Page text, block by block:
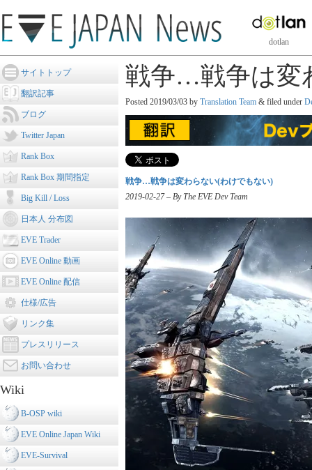
dotlan
サイトトップ
翻訳記事
ブログ
Twitter Japan
Rank Box
Rank Box 期間指定
Big Kill / Loss
日本人 分布図
EVE Trader
EVE Online 動画
EVE Online 配信
仕様/広告
リンク集
プレスリリース
お問い合わせ
Wiki
B-OSP wiki
EVE Online Japan Wiki
EVE-Survival
戦争…戦争は変
Posted 2019/03/03 by Translation Team & filed under
戦争…戦争は変わらない(わけでもない)
2019-02-27 – By The EVE Dev Team